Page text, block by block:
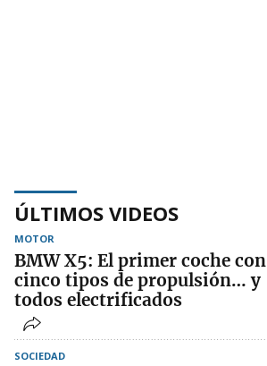
ÚLTIMOS VIDEOS
MOTOR
BMW X5: El primer coche con
cinco tipos de propulsión… y
todos electrificados
SOCIEDAD